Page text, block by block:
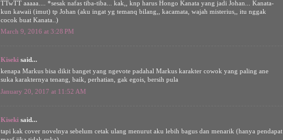
TTwTT aaaaa.... *sesak nafas tiba-tiba... kak,, knp harus Hongo Kanata yang jadi Johan... Kanata-
kun kawaii (imut) tp Johan (aku ingat yg temanq bilang,, kacamata, wajah misterius,, itu nggak
cocok buat Kanata..)
March 9, 2016 at 3:28 PM
Kiseki said...
kenapa Markus bisa dikit banget yang ngevote padahal Markus karakter cowok yang paling ane
suka karakternya tenang, baik, perhatian, gak egois, bersih pula
January 20, 2017 at 11:52 AM
Kiseki said...
tapi kak cover novelnya sebelum cetak ulang menurut aku lebih bagus dan menarik (hanya pendapat